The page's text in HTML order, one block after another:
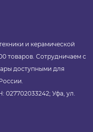
и керамической
товаров. Сотрудничаем с
доступными для
Уфа, ул.